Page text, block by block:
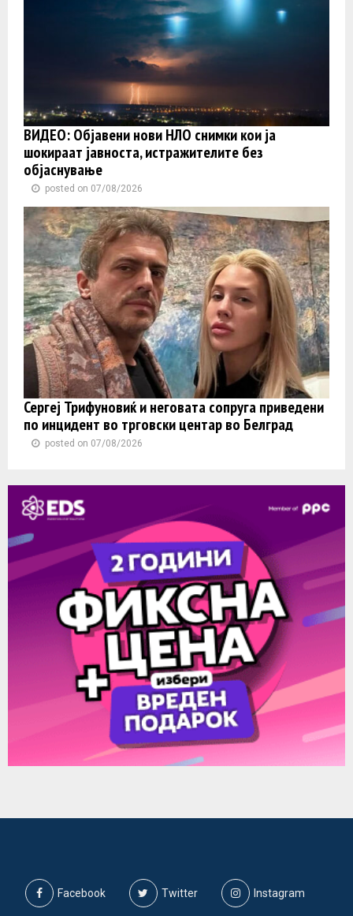
ВИДЕО: Објавени нови НЛО снимки кои ја
шокираат јавноста, истражителите без
објаснување
posted on 07/08/2026
Сергеј Трифуновиќ и неговата сопруга приведени
по инцидент во трговски центар во Белград
posted on 07/08/2026
Facebook Twitter Instagram